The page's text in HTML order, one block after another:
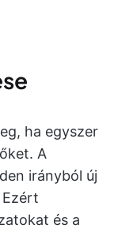
ha egyszer
A
irányból új
és a